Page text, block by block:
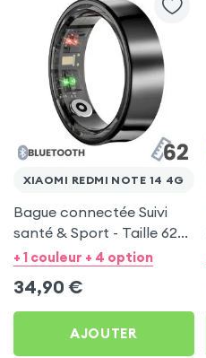
XIAOMI REDMI NOTE 14 4G
Bague connectée Suivi
santé & Sport - Taille 62
Noir
+ 1 couleur + 4 option
34,90 €
AJOUTER